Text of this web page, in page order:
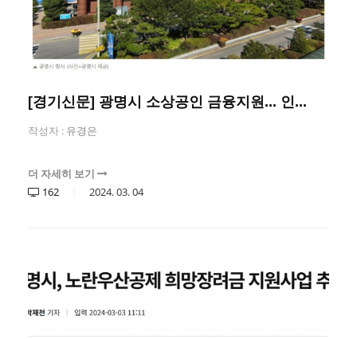
[경기신문] 광명시 소상공인 금융지원... 인...
작성자 : 유경은
더 자세히 보기
162
2024.03.04